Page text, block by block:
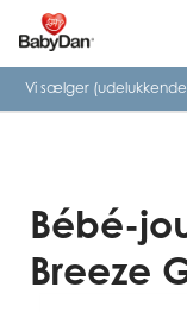
Vi sælger
Bébé-
Breeze